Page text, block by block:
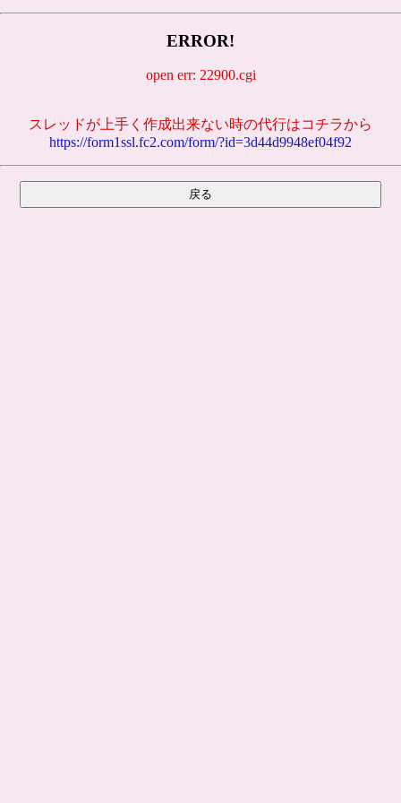
ERROR!
open err: 22900.cgi
スレッドが上手く作成出来ない時の代行はコチラから
https://form1ssl.fc2.com/form/?id=3d44d9948ef04f92